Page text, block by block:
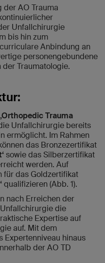
der AO Trauma
Unfallchirurgie
bis hin zum
Anbindung an
personengebundene
Traumatologie.
‚Orthopedic Trauma
Unfallchirurgie bereits
ermöglicht. Im Rahmen
das Bronzezertifikat
sowie das Silberzertifikat
werden. Auf
für das Goldzertifikat
qualifizieren (Abb. 1).
nach Erreichen der
die
Expertise auf
auf. Mit dem
Expertenniveau hinaus
der AO TD